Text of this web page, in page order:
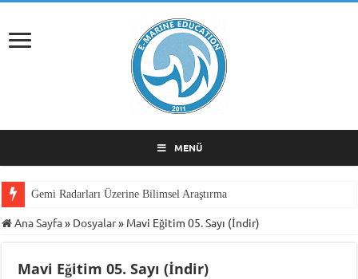
MENÜ
Gemi Radarları Üzerine Bilimsel Araştırma
Ana Sayfa» Dosyalar» Mavi Eğitim 05. Sayı (İndir)
Mavi Eğitim 05. Sayı (İndir)